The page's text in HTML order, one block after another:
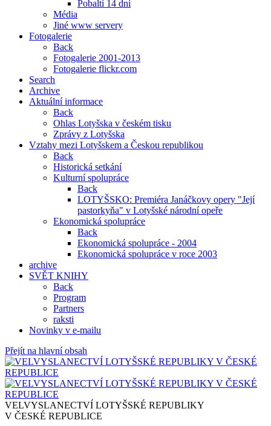
Pobaltí 14 dní
Média
Jiné www servery
Fotogalerie
Back
Fotogalerie 2001-2013
Fotogalerie flickr.com
Search
Archive
Aktuální informace
Back
Ohlas Lotyšska v českém tisku
Zprávy z Lotyšska
Vztahy mezi Lotyšskem a Českou republikou
Back
Historická setkání
Kulturní spolupráce
Back
LOTYŠSKO: Premiéra Janáčkovy opery "Její
pastorkyňa" v Lotyšské národní opeře
Ekonomická spolupráce
Back
Ekonomická spolupráce - 2004
Ekonomická spolupráce v roce 2003
archive
SVĚT KNIHY
Back
Program
Partners
raksti
Novinky v e-mailu
Přejít na hlavní obsah
VELVYSLANECTVÍ LOTYŠSKÉ REPUBLIKY
V ČESKÉ REPUBLICE